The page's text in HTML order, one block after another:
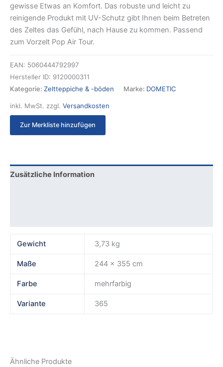
gewisse Etwas an Komfort. Das robuste und leicht zu
reinigende Produkt mit UV-Schutz gibt Ihnen beim Betreten
des Zeltes das Gefühl, nach Hause zu kommen. Passend
zum Vorzelt Pop Air Tour.
EAN: 5060444792997
Hersteller ID: 9120000311
Kategorie: Zeltteppiche & -böden Marke: DOMETIC
inkl. MwSt. zzgl. Versandkosten
Zur Merkliste hinzufügen
Zusätzliche Information
Gewicht 3,73 kg
Maße 244 × 355 cm
Farbe mehrfarbig
Variante 365
Ähnliche Produkte